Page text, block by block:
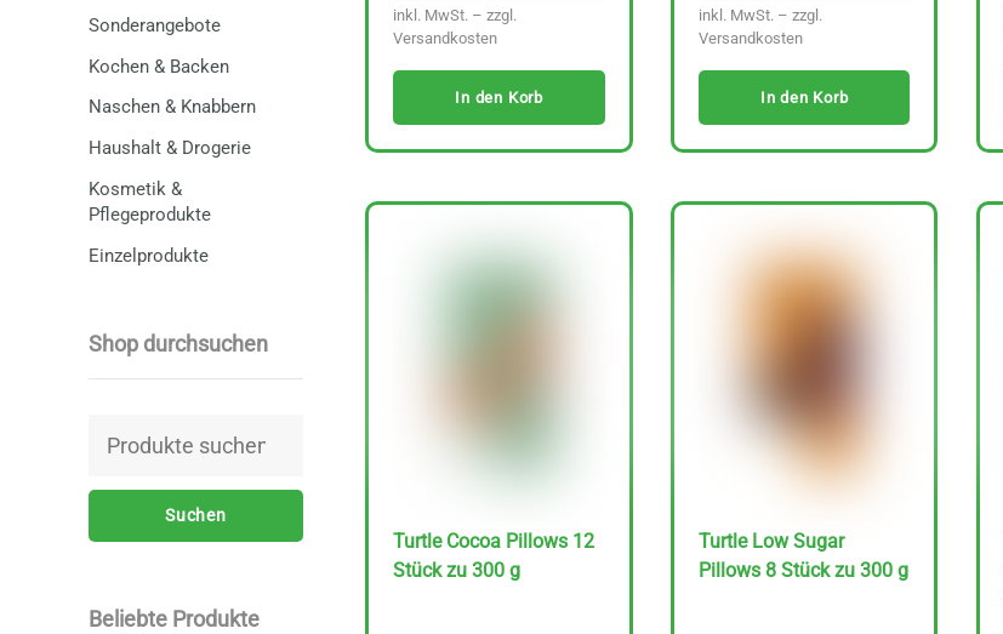
Sonderangebote
Kochen & Backen
Naschen & Knabbern
Haushalt & Drogerie
Kosmetik &
Pflegeprodukte
Einzelprodukte
Shop durchsuchen
Suchen
Suchen
Beliebte Produkte
inkl. MwSt. – zzgl.
Versandkosten
In den Korb
inkl. MwSt. – zzgl.
Versandkosten
In den Korb
Turtle Cocoa Pillows 12
Stück zu 300 g
Turtle Low Sugar
Pillows 8 Stück zu 300 g